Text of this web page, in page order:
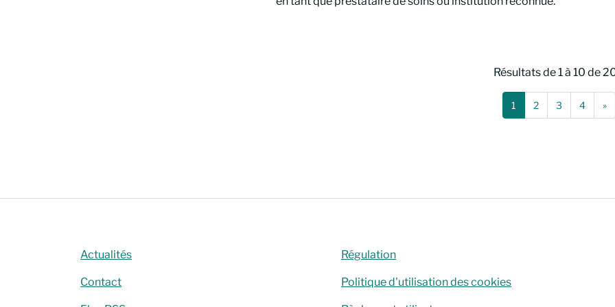
Résultats de 1 à 10 de
1 (Page actuelle)
2 3 4 »
Actualités
Contact
Régulation
Politique d'utilisation des cookies